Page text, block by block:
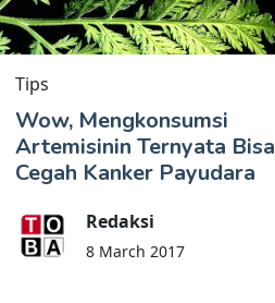
Tips
Wow, Mengkonsumsi
Artemisinin Ternyata Bisa
Cegah Kanker Payudara
Redaksi
8 March 2017